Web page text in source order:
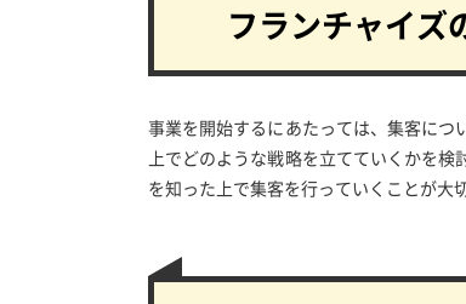
フランチャイズ
事業を開始するにあたっては、集客に
上でどのような戦略を立てていくかを
を知った上で集客を行っていくことが大